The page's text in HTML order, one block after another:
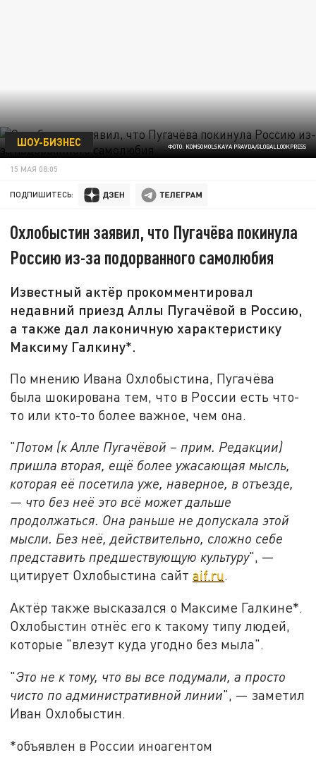
ФОТО: KOMSOMOLSKAYA PRAVDA/GLOBALLOOKPRESS
ШОУ-БИЗНЕС
15 МАЯ 08:05
ПОДПИШИТЕСЬ:
Охлобыстин заявил, что Пугачёва покинула
Россию из-за подорванного самолюбия
Известный актёр прокомментировал
недавний приезд Аллы Пугачёвой в Россию,
а также дал лаконичную характеристику
Максиму Галкину*.
По мнению Ивана Охлобыстина, Пугачёва
была шокирована тем, что в России есть что-
то или кто-то более важное, чем она.
"Потом (к Алле Пугачёвой – прим. Редакции)
пришла вторая, ещё более ужасающая мысль,
которая её посетила уже, наверное, в отъезде,
— что без неё это всё может дальше
продолжаться. Она раньше не допускала этой
мысли. Без неё, действительно, сложно себе
представить предшествующую культуру", —
цитирует Охлобыстина сайтaif.ru.
Актёр также высказался о Максиме Галкине*.
Охлобыстин отнёс его к такому типу людей,
которые "влезут куда угодно без мыла".
"Это не к тому, что вы все подумали, а просто
чисто по административной линии", — заметил
Иван Охлобыстин.
*объявлен в России иноагентом